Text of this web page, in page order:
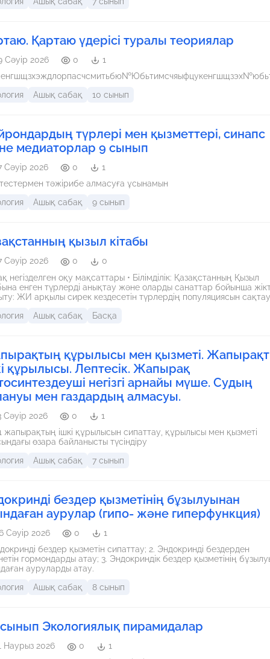
Қартаю үдерісі туралы теориялар
Сәуір 2026 0
1
Ашық сабақ 10 сынып
түрлері мен қызметтері, синапс
медиаторлар 9 сынып
Сәуір 2026 0
1
тәжірибе алмасуға ұсынамын
Ашық сабақ 9 сынып
қызыл кітабы
Сәуір 2026 0
0
оқу мақсаттары • Білімділік: Қазақстанның Қызыл
енген түрлерді анықтау және оларды санаттар бойынша
ЖИ арқылы сирек кездесетін түрлердің популяциясын сақтау
тәрбиелеу.
Ашық сабақ Басқа
құрылысы мен қызметі.
құрылысы. Лептесік. Жапырақ
негізгі арнайы мүше. Судың
мен газдардың алмасуы.
Сәуір 2026 0
1
жапырақтың ішкі құрылысын сипаттау, құрылысы мен қызметі
өзара байланысты түсіндіру
Ашық сабақ 7 сынып
бездер қызметінің бұзылуынан
аурулар (гипо- және гиперфункция)
Сәуір 2026 0
1
бездер қызметін сипаттау; 2. Эндокринді бездерден
гормондарды атау; 3. Эндокриндік бездер қызметінің
туындаған ауруларды атау.
Ашық сабақ 8 сынып
сынып Экологиялық пирамидалар
Наурыз 2026 0
1